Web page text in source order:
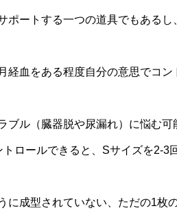
ポートする一つの道具でもある
経血をある程度自分の意思でコ
ブル（臓器脱や尿漏れ）に悩む
ロールできると、Sサイズを2-3
に成型されていない、ただの1枚